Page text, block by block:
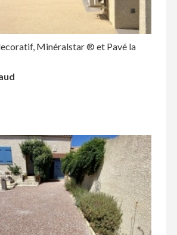
Minéralstar ® et Pavé la